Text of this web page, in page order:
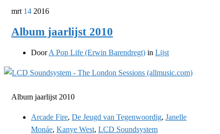
mrt 14 2016
Album jaarlijst 2010
DoorA Pop Life (Erwin Barendregt) in Lijst
Album jaarlijst 2010
Arcade Fire, De Jeugd van Tegenwoordig, Janelle
Monáe, Kanye West, LCD Soundsystem